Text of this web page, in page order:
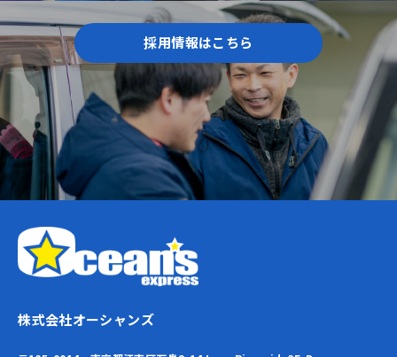
採用情報はこちら
株式会社オーシャンズ